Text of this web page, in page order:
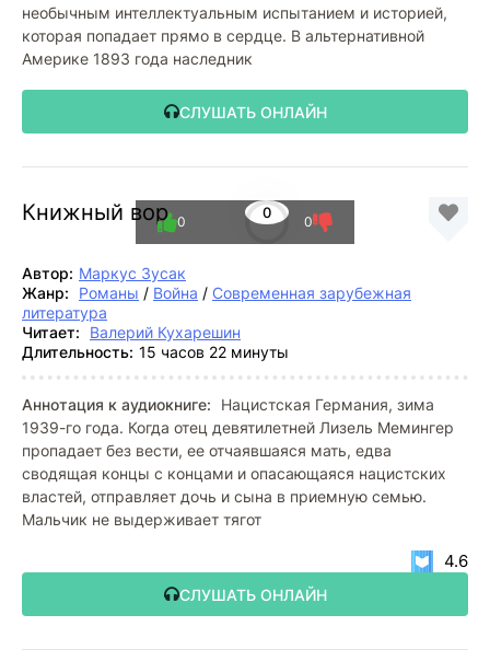
необычным интеллектуальным испытанием и историей,
которая попадает прямо в сердце. В альтернативной
Америке 1893 года наследник
СЛУШАТЬ ОНЛАЙН
Книжный вор 0
0 0
Автор: Маркус Зусак
Жанр:
Романы / Война / Современная зарубежная
литература
Читает:
Валерий Кухарешин
Длительность: 15 часов 22 минуты
Аннотация к аудиокниге:
Нацистская Германия, зима
1939-го года. Когда отец девятилетней Лизель Мемингер
пропадает без вести, ее отчаявшаяся мать, едва
сводящая концы с концами и опасающаяся нацистских
властей, отправляет дочь и сына в приемную семью.
Мальчик не выдерживает тягот
СЛУШАТЬ ОНЛАЙН
4.6